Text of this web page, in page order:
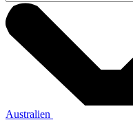
Australien